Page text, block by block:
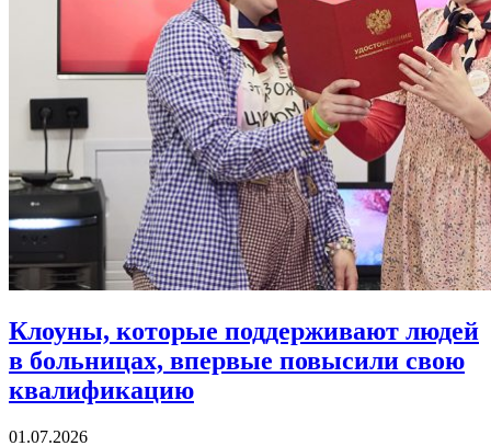
Клоуны, которые поддерживают людей
в больницах, впервые повысили свою
квалификацию
01.07.2026